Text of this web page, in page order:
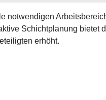
notwendigen
Schichtplanung bietet
erhöht.